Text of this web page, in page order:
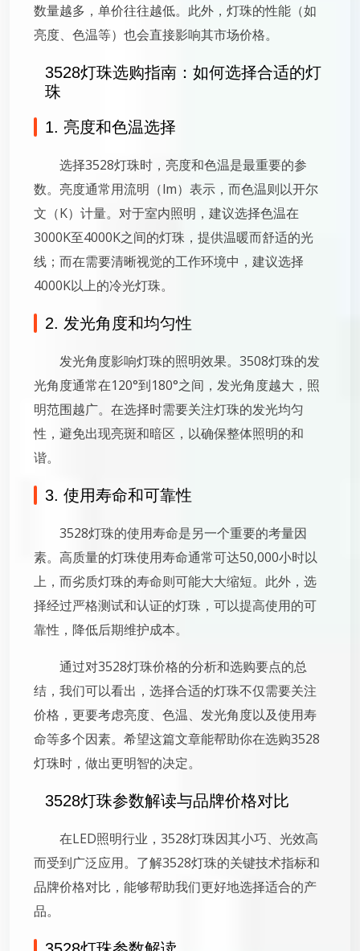
数量越多，单价往往越低。此外，灯珠的性能（如
亮度、色温等）也会直接影响其市场价格。
3528灯珠选购指南：如何选择合适的灯
珠
1. 亮度和色温选择
选择3528灯珠时，亮度和色温是最重要的参
数。亮度通常用流明（lm）表示，而色温则以开尔
文（K）计量。对于室内照明，建议选择色温在
3000K至4000K之间的灯珠，提供温暖而舒适的光
线；而在需要清晰视觉的工作环境中，建议选择
4000K以上的冷光灯珠。
2. 发光角度和均匀性
发光角度影响灯珠的照明效果。3508灯珠的发
光角度通常在120°到180°之间，发光角度越大，照
明范围越广。在选择时需要关注灯珠的发光均匀
性，避免出现亮斑和暗区，以确保整体照明的和
谐。
3. 使用寿命和可靠性
3528灯珠的使用寿命是另一个重要的考量因
素。高质量的灯珠使用寿命通常可达50,000小时以
上，而劣质灯珠的寿命则可能大大缩短。此外，选
择经过严格测试和认证的灯珠，可以提高使用的可
靠性，降低后期维护成本。
通过对3528灯珠价格的分析和选购要点的总
结，我们可以看出，选择合适的灯珠不仅需要关注
价格，更要考虑亮度、色温、发光角度以及使用寿
命等多个因素。希望这篇文章能帮助你在选购3528
灯珠时，做出更明智的决定。
3528灯珠参数解读与品牌价格对比
在LED照明行业，3528灯珠因其小巧、光效高
而受到广泛应用。了解3528灯珠的关键技术指标和
品牌价格对比，能够帮助我们更好地选择适合的产
品。